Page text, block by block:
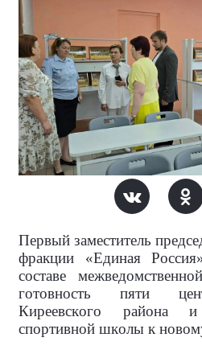
Первый заместитель
фракции «Единая
составе
готовность пяти
Киреевского района и
спортивной школы к